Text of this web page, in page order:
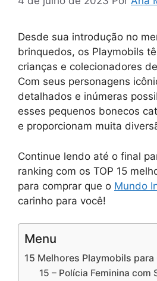
Desde sua introdução no
brinquedos, os Playmobils
crianças e colecionadores
Com seus personagens
detalhados e inúmeras
esses pequenos bonecos
e proporcionam muita
Continue lendo até o final
ranking com os TOP 15
para comprar que o Mundo
carinho para você!
Menu
15 Melhores Playmobils
15 – Polícia Feminina com